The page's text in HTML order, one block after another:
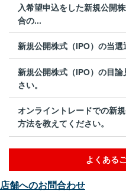
入希望申込をした新規公開
合の...
新規公開株式（IPO）の当選
新規公開株式（IPO）の目
さい。
オンライントレードでの新
方法を教えてください。
よくある
店舗へのお問合わせ